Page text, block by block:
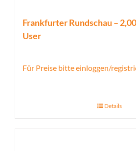
Frankfurter Rundschau –
User
Für Preise bitte einloggen/
Details